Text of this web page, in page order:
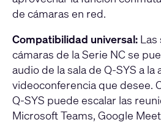
de cámaras en red.
Compatibilidad universal: Las
cámaras de la Serie NC se
audio de la sala de Q-SYS a la
videoconferencia que desee.
Q-SYS puede escalar las
Microsoft Teams, Google